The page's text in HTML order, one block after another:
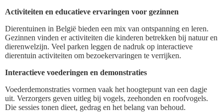
Activiteiten en educatieve ervaringen voor gezinnen
Dierentuinen in België bieden een mix van ontspanning en leren.
Gezinnen vinden er activiteiten die kinderen betrekken bij natuur en
dierenwelzijn. Veel parken leggen de nadruk op interactieve
dierentuin activiteiten om bezoekervaringen te verrijken.
Interactieve voederingen en demonstraties
Voederdemonstraties vormen vaak het hoogtepunt van een dagje
uit. Verzorgers geven uitleg bij vogels, zeehonden en roofvogels.
Die sessies tonen dieet, gedrag en het belang van behoud.